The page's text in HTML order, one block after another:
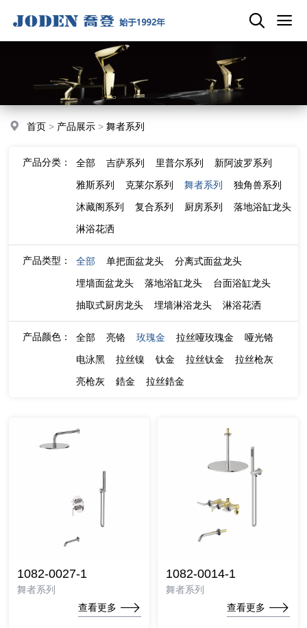
首页 > 产品展示 >舞者系列
产品分类： 全部 吉萨系列 里普尔系列
新阿波罗系列
雅斯系列
克莱尔系列 舞者系列
独角兽系列
沐藏阁系列
复合系列 厨房系列
落地浴缸龙头
淋浴花洒
产品类型： 全部 单把面盆龙头
分离式面盆龙头
埋墙面盆龙头
落地浴缸龙头
台面浴缸龙头
抽取式厨房龙头
埋墙淋浴龙头 淋浴花洒
产品颜色： 全部 亮铬 玫瑰金 拉丝哑玫瑰金
哑光铬
电泳黑
拉丝镍 钛金 拉丝钛金
拉丝枪灰
亮枪灰
鋯金 拉丝鋯金
1082-0027-1
舞者系列
查看更多
1082-0014-1
舞者系列
查看更多